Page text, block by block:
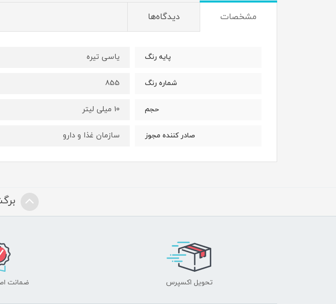
مشخصات دیدگاه‌ها
پایه رنگ یاسی تیره
شماره رنگ 855
حجم 10 میلی لیتر
صادر کننده مجوز سازمان غذا و دارو
تحویل اکسپرس ضمانت